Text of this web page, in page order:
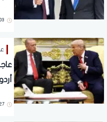
03 اغسطس 2026 | 10:04 مساءً
27 يوليو 2026 | 07:57 مساءً